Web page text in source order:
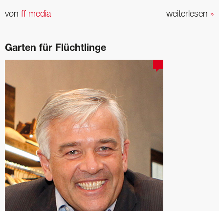
weiterlesen »
von ff media
Garten für Flüchtlinge